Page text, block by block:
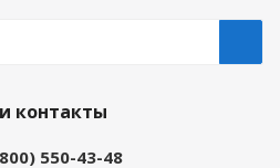
контакты
550-43-48